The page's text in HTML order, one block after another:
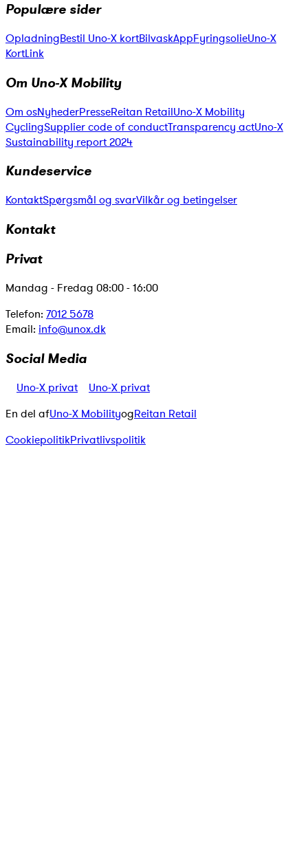
Populære sider
OpladningBestil Uno-X kortBilvaskAppFyringsolieUno-X
KortLink
Om Uno-X Mobility
Om osNyhederPresseReitan RetailUno-X Mobility
CyclingSupplier code of conductTransparency actUno-X
Sustainability report 2024
Kundeservice
KontaktSpørgsmål og svarVilkår og betingelser
Kontakt
Privat
Mandag - Fredag 08:00 - 16:00
Telefon: 7012 5678
Email: info@unox.dk
Social Media
Uno-X privat
Uno-X privat
En del afUno-X MobilityogReitan Retail
CookiepolitikPrivatlivspolitik